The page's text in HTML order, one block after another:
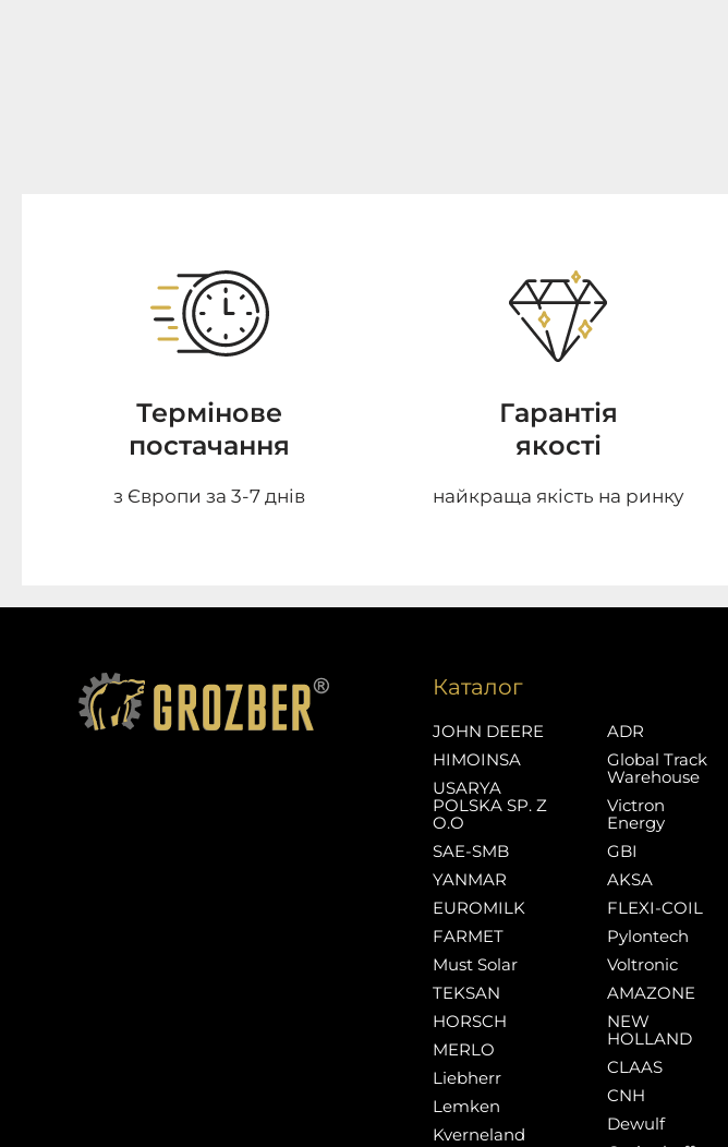
Термінове
постачання
з Європи за 3-7 днів
Гарантія
якості
найкраща якість на ринку
Каталог
JOHN DEERE
HIMOINSA
USARYA
POLSKA SP. Z
O.O
SAE-SMB
YANMAR
EUROMILK
FARMET
Must Solar
TEKSAN
HORSCH
MERLO
Liebherr
Lemken
Kverneland
ADR
Global Track
Warehouse
Victron
Energy
GBI
AKSA
FLEXI-COIL
Pylontech
Voltronic
AMAZONE
NEW
HOLLAND
CLAAS
CNH
Dewulf